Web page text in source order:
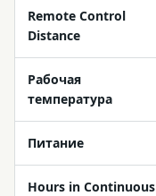
Remote Control
Distance
Рабочая
температура
Питание
Hours in Continuous